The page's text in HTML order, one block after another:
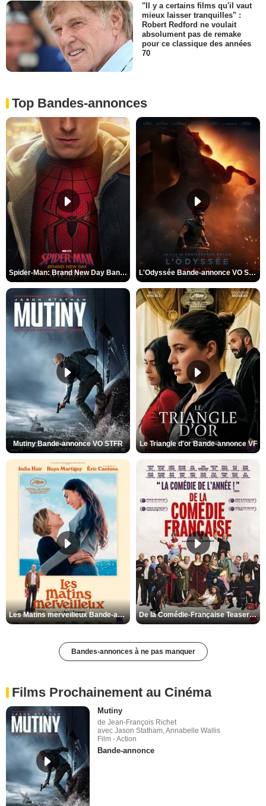
"Il y a certains films qu'il vaut
mieux laisser tranquilles" :
Robert Redford ne voulait
absolument pas de remake
pour ce classique des années
70
Top Bandes-annonces
Spider-Man: Brand New Day Bande-annonce VO STFR L'Odyssée Bande-annonce VO STFR
Mutiny Bande-annonce VO STFR Le Triangle d'or Bande-annonce VF
Les Matins merveilleux Bande-annonce VF De la Comédie-Française Teaser VF
Bandes-annonces à ne pas manquer
Films Prochainement au Cinéma
Mutiny
de Jean-François Richet
avec Jason Statham, Annabelle Wallis
Film - Action
Bande-annonce